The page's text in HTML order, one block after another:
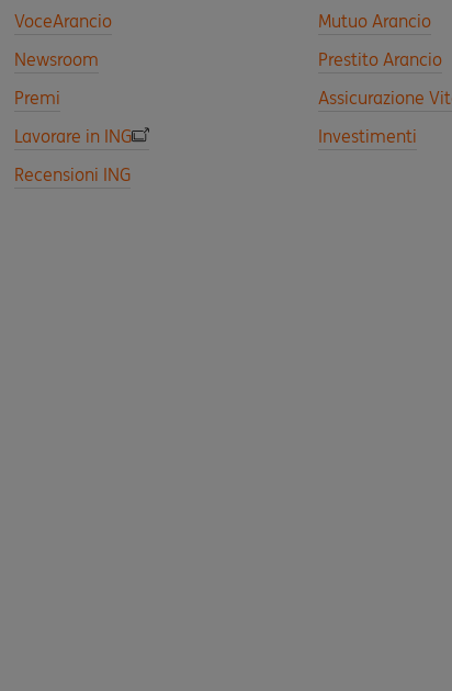
VoceArancio
Newsroom
Premi
Lavorare in ING
Recensioni ING
Mutuo Arancio
Prestito Arancio
Assicurazione
Investimenti